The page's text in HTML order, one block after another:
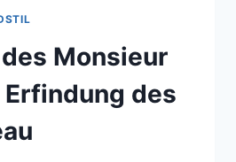
Monsieur
Erfindung des